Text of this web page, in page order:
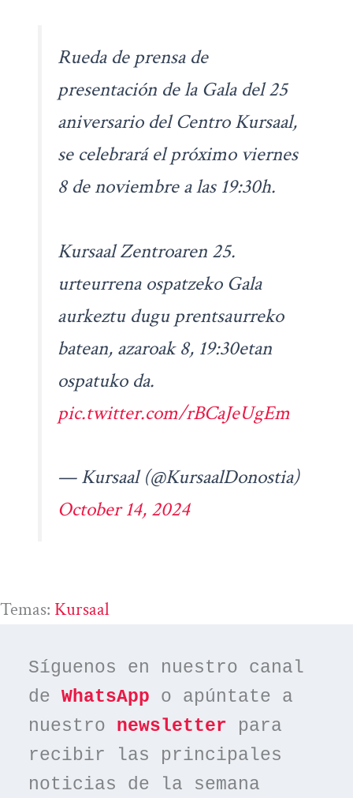
Rueda de prensa de
presentación de la Gala del 25
aniversario del Centro Kursaal,
se celebrará el próximo viernes
8 de noviembre a las 19:30h.
Kursaal Zentroaren 25.
urteurrena ospatzeko Gala
aurkeztu dugu prentsaurreko
batean, azaroak 8, 19:30etan
ospatuko da.
pic.twitter.com/rBCaJeUgEm
— Kursaal (@KursaalDonostia)
October 14, 2024
Temas: Kursaal
Síguenos en nuestro canal
de WhatsApp o apúntate a
nuestro newsletter para
recibir las principales
noticias de la semana